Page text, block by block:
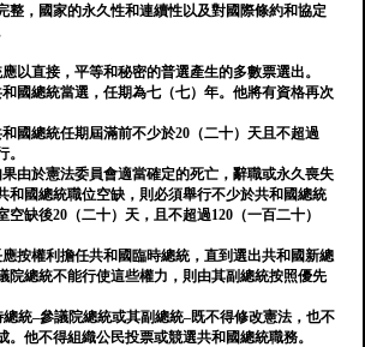
整，國家的永久性和連續性以及對國際條約和協定
應以直接，平等和秘密的普選產生的多數票選出。
和國總統當選，任期為七（七）年。他將有資格再次
和國總統任期屆滿前不少於20（二十）天且不超過
果由於憲法委員會適當確定的死亡，辭職或永久喪失
和國總統職位空缺，則必須舉行不少於共和國總統
空缺後20（二十）天，且不超過120（一百二十）
應按權利擔任共和國臨時總統，直到選出共和國新總
院總統不能行使這些權力，則由其副總統按照優先
總統–參議院總統或其副總統–既不得修改憲法，也不
。他不得組織公民投票或競選共和國總統職務。